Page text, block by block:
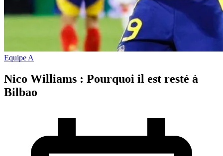
Equipe A
Nico Williams : Pourquoi il est resté à
Bilbao